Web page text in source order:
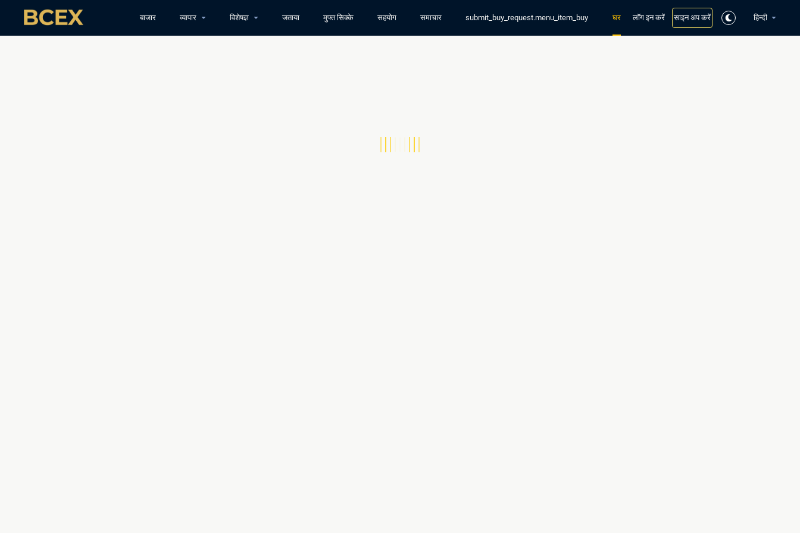
बाजार व्यापार विशेषज्ञ जताया मुफ्त सिक्के सहयोग समाचार submit_buy_request.menu_item_buy घर लॉग इन करें साइन अप करें हिन्दी